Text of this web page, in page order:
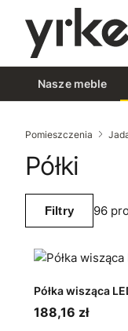
Nasze meble
Pomieszczenia
Półki
Filtry 96
Półka wisząca
188,16 zł